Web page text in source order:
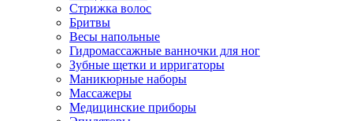
Стрижка волос
Бритвы
Весы напольные
Гидромассажные ванночки для ног
Зубные щетки и ирригаторы
Маникюрные наборы
Массажеры
Медицинские приборы